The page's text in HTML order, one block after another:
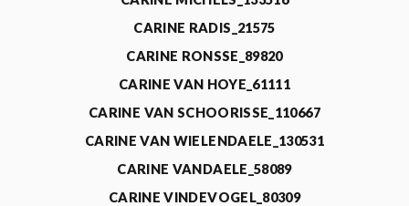
CARINE RADIS_21575
CARINE RONSSE_89820
CARINE VAN HOYE_61111
CARINE VAN SCHOORISSE_110667
CARINE VAN WIELENDAELE_130531
CARINE VANDAELE_58089
CARINE VINDEVOGEL_80309